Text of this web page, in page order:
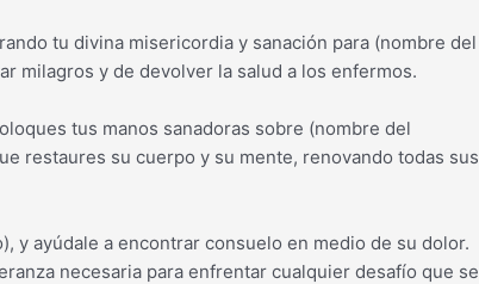
tu divina misericordia y sanación para (nombre del
milagros y de devolver la salud a los enfermos.
tus manos sanadoras sobre (nombre del
restaures su cuerpo y su mente, renovando todas sus
y ayúdale a encontrar consuelo en medio de su dolor.
necesaria para enfrentar cualquier desafío que se